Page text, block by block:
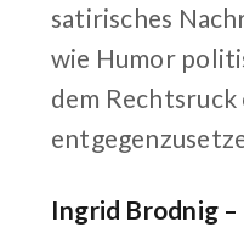
satirisches
wie Humor
dem Rechtsruck
Ingrid Brodnig